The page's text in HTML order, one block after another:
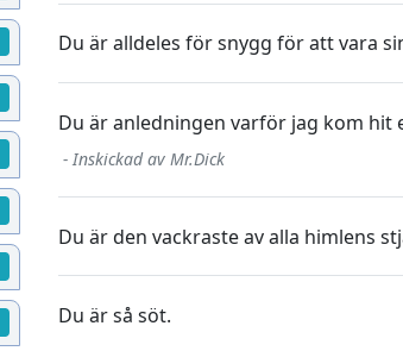
Du är alldeles för snygg för att vara
Du är anledningen varför jag kom hit
- Inskickad av Mr.Dick
Du är den vackraste av alla himlens
Du är så söt.